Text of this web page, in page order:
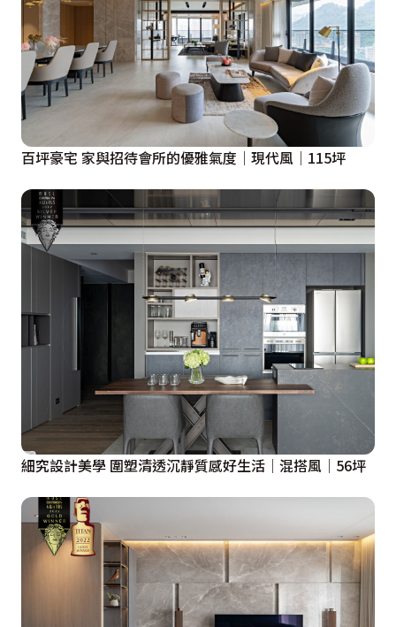
百坪豪宅 家與招待會所的優雅氣度│現代風│115坪
細究設計美學 圍塑清透沉靜質感好生活│混搭風│56坪